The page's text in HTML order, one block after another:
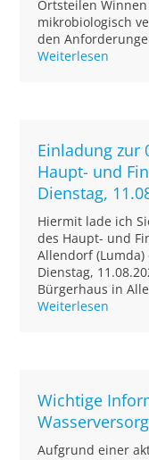
Ortsteilen
mikrobiologisch
den
Weiterlesen
Einladung zur
Haupt- und
Dienstag,
Hiermit lade ich
des Haupt- und
Allendorf
Dienstag,
Bürgerhaus in
Weiterlesen
Wichtige
Aufgrund einer